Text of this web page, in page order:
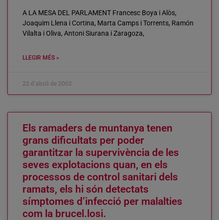
A LA MESA DEL PARLAMENT Francesc Boya i Alòs,
Joaquim Llena i Cortina, Marta Camps i Torrents, Ramón
Vilalta i Oliva, Antoni Siurana i Zaragoza,
LLEGIR MÉS »
22 d'abril de 2002
Els ramaders de muntanya tenen
grans dificultats per poder
garantitzar la supervivència de les
seves explotacions quan, en els
processos de control sanitari dels
ramats, els hi són detectats
símptomes d’infecció per malalties
com la brucel.losi.